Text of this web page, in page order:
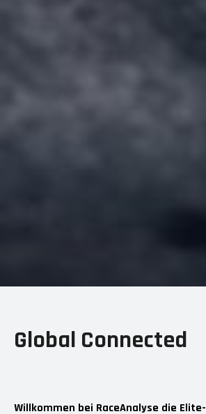
Global Connected
Willkommen bei RaceAnalyse die Elite-